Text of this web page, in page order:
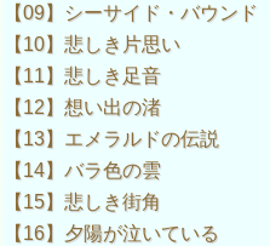
【09】シーサイド・バウンド
【10】悲しき片思い
【11】悲しき足音
【12】想い出の渚
【13】エメラルドの伝説
【14】バラ色の雲
【15】悲しき街角
【16】夕陽が泣いている